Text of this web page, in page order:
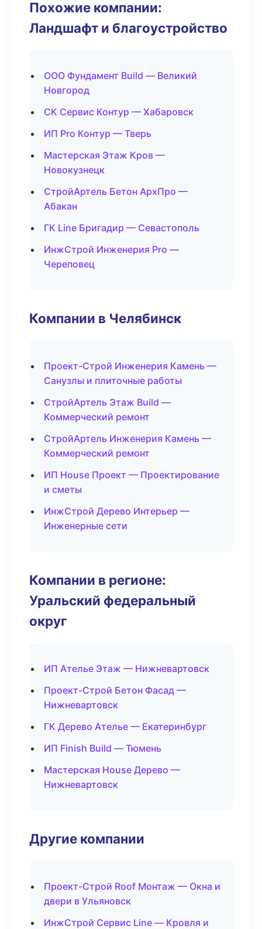
Похожие компании:
Ландшафт и благоустройство
ООО Фундамент Build — Великий
Новгород
СК Сервис Контур — Хабаровск
ИП Pro Контур — Тверь
Мастерская Этаж Кров —
Новокузнецк
СтройАртель Бетон АрхПро —
Абакан
ГК Line Бригадир — Севастополь
ИнжСтрой Инженерия Pro —
Череповец
Компании в Челябинск
Проект-Строй Инженерия Камень —
Санузлы и плиточные работы
СтройАртель Этаж Build —
Коммерческий ремонт
СтройАртель Инженерия Камень —
Коммерческий ремонт
ИП House Проект — Проектирование
и сметы
ИнжСтрой Дерево Интерьер —
Инженерные сети
Компании в регионе:
Уральский федеральный
округ
ИП Ателье Этаж — Нижневартовск
Проект-Строй Бетон Фасад —
Нижневартовск
ГК Дерево Ателье — Екатеринбург
ИП Finish Build — Тюмень
Мастерская House Дерево —
Нижневартовск
Другие компании
Проект-Строй Roof Монтаж — Окна и
двери в Ульяновск
ИнжСтрой Сервис Line — Кровля и